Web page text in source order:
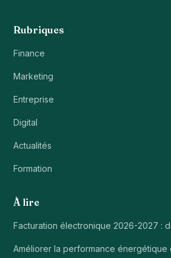
Rubriques
Finance
Marketing
Entreprise
Digital
Actualités
Formation
À lire
Facturation électronique 2026-2027 :
Améliorer la performance